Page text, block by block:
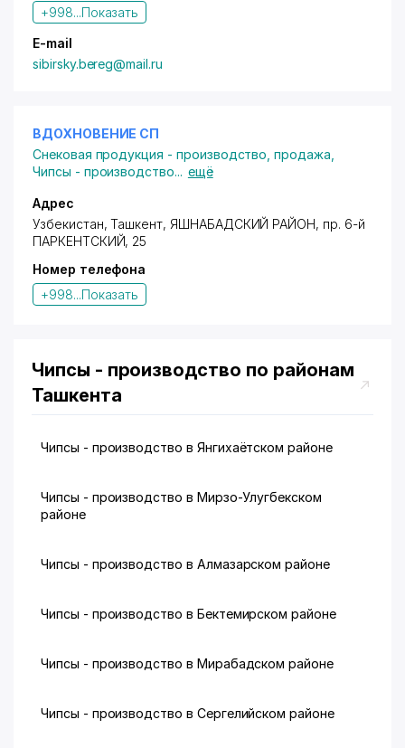
+998...Показать
E-mail
sibirsky.bereg@mail.ru
ВДОХНОВЕНИЕ СП
Снековая продукция - производство, продажа
Чипсы - производство... ещё
Адрес
Узбекистан, Ташкент, ЯШНАБАДСКИЙ РАЙОН, пр. 6-й
ПАРКЕНТСКИЙ, 25
Номер телефона
+998...Показать
Чипсы - производство по районам
Ташкента
Чипсы - производство в Янгихаётском районе
Чипсы - производство в Мирзо-Улугбекском
районе
Чипсы - производство в Алмазарском районе
Чипсы - производство в Бектемирском районе
Чипсы - производство в Мирабадском районе
Чипсы - производство в Сергелийском районе